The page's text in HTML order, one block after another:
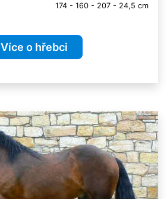
174 - 160 - 207 - 24,5 cm
Více o hřebci